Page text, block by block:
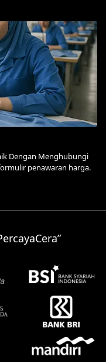
Dengan Menghubungi
penawaran harga.